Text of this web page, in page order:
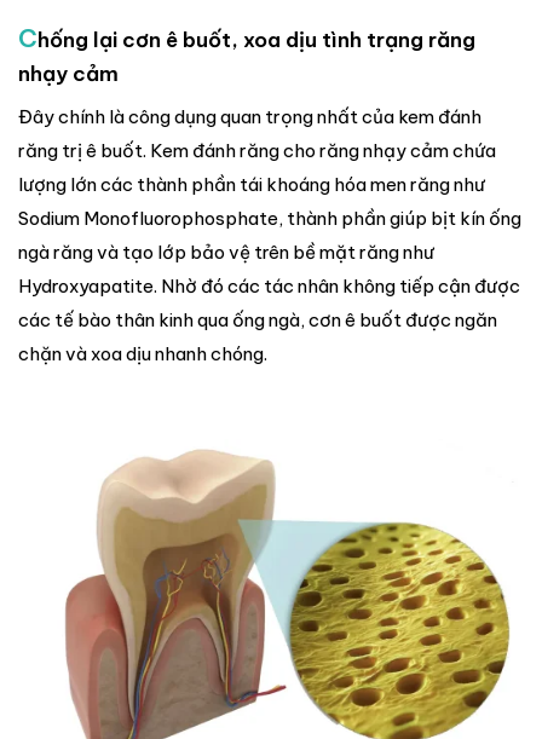
Chống lại cơn ê buốt, xoa dịu tình trạng răng
nhạy cảm
Đây chính là công dụng quan trọng nhất của kem đánh
răng trị ê buốt. Kem đánh răng cho răng nhạy cảm chứa
lượng lớn các thành phần tái khoáng hóa men răng như
Sodium Monofluorophosphate, thành phần giúp bịt kín ống
ngà răng và tạo lớp bảo vệ trên bề mặt răng như
Hydroxyapatite. Nhờ đó các tác nhân không tiếp cận được
các tế bào thân kinh qua ống ngà, cơn ê buốt được ngăn
chặn và xoa dịu nhanh chóng.